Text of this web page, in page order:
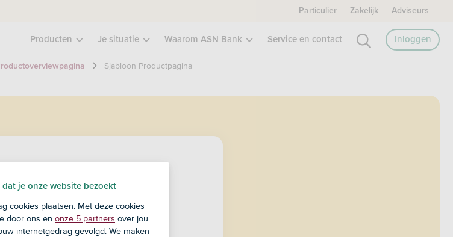
Particulier Zakelijk Adviseurs
Producten Je situatie Waarom ASN Bank Service en contact Inloggen
Sjabloon Productpagina
productnaam
een mooie tekst, op 1 regel
een voordeel
dat je onze website bezoekt
cookies plaatsen. Met deze cookies
door ons en onze 5 partners over jou
internetgedrag gevolgd. We maken